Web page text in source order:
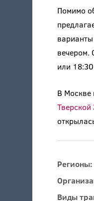
Помимо
вечером.
или
В Москве
Тверской
Регионы:
Виды